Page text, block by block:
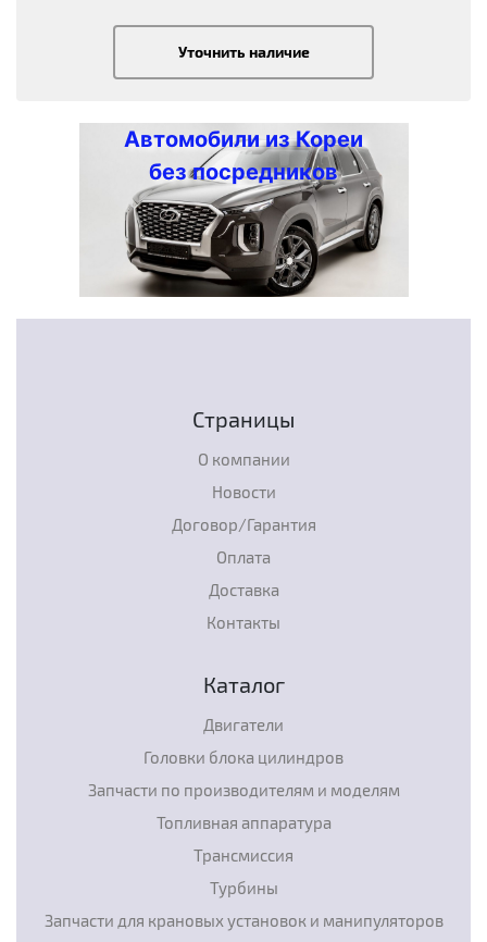
Уточнить наличие
Автомобили из Кореи
без посредников
Страницы
О компании
Новости
Договор/Гарантия
Оплата
Доставка
Контакты
Каталог
Двигатели
Головки блока цилиндров
Запчасти по производителям и моделям
Топливная аппаратура
Трансмиссия
Турбины
Запчасти для крановых установок и манипуляторов